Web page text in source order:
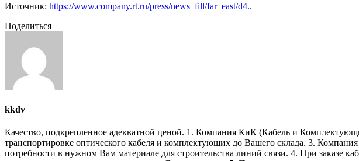
Источник: https://www.company.rt.ru/press/news_fill/far_east/d4..
Поделиться
kkdv
Качество, подкрепленное адекватной ценой. 1. Компания КиК (Кабель и
транспортировке оптического кабеля и комплектующих до Вашего склада. 3.
потребности в нужном Вам материале для строительства линий связи. 4. При заказе